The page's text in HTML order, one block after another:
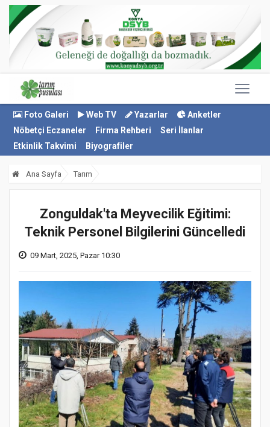
Foto Galeri Web TV Yazarlar
Anketler
Nöbetçi Eczaneler
Firma Rehberi
Seri İlanlar
Etkinlik Takvimi
Biyografiler
Ana Sayfa Tarım
Zonguldak'ta Meyvecilik Eğitimi:
Teknik Personel Bilgilerini Güncelledi
09 Mart, 2025, Pazar 10:30